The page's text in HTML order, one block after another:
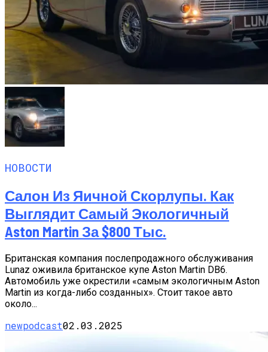
НОВОСТИ
Салон Из Яичной Скорлупы. Как
Выглядит Самый Экологичный
Aston Martin За $800 Тыс.
Британская компания послепродажного обслуживания
Lunaz оживила британское купе Aston Martin DB6.
Автомобиль уже окрестили «самым экологичным Aston
Martin из когда-либо созданных». Стоит такое авто
около...
newpodcast02.03.2025